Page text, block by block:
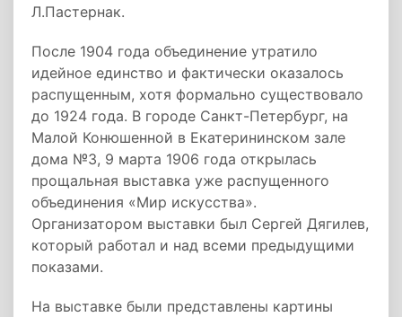
Л.Пастернак.
После 1904 года объединение утратило
идейное единство и фактически оказалось
распущенным, хотя формально существовало
до 1924 года. В городе Санкт-Петербург, на
Малой Конюшенной в Екатерининском зале
дома №3, 9 марта 1906 года открылась
прощальная выставка уже распущенного
объединения «Мир искусства».
Организатором выставки был Сергей Дягилев,
который работал и над всеми предыдущими
показами.
На выставке были представлены картины